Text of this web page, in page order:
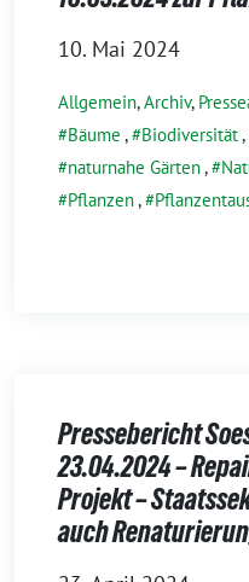
10. Mai 2024
Allgemein,Archiv,
Bäume , Biodiversität,
naturnahe Gärten,
Pflanzen,
Pressebericht
23.04.2024 –
Projekt –
auch